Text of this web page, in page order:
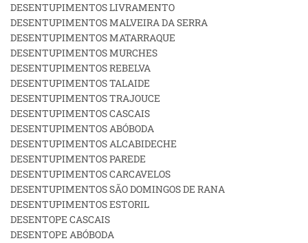
DESENTUPIMENTOS LIVRAMENTO
DESENTUPIMENTOS MALVEIRA DA SERRA
DESENTUPIMENTOS MATARRAQUE
DESENTUPIMENTOS MURCHES
DESENTUPIMENTOS REBELVA
DESENTUPIMENTOS TALAIDE
DESENTUPIMENTOS TRAJOUCE
DESENTUPIMENTOS CASCAIS
DESENTUPIMENTOS ABÓBODA
DESENTUPIMENTOS ALCABIDECHE
DESENTUPIMENTOS PAREDE
DESENTUPIMENTOS CARCAVELOS
DESENTUPIMENTOS SÃO DOMINGOS DE RANA
DESENTUPIMENTOS ESTORIL
DESENTOPE CASCAIS
DESENTOPE ABÓBODA